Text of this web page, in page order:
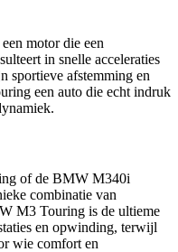
motor die een
in snelle acceleraties
sportieve afstemming en
een auto die echt indruk
of de BMW M340i
combinatie van
M3 Touring is de ultieme
en opwinding, terwijl
wie comfort en